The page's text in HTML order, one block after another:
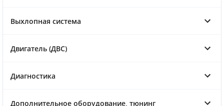
Выхлопная система
Двигатель (ДВС)
Диагностика
Дополнительное оборудование, тюнинг